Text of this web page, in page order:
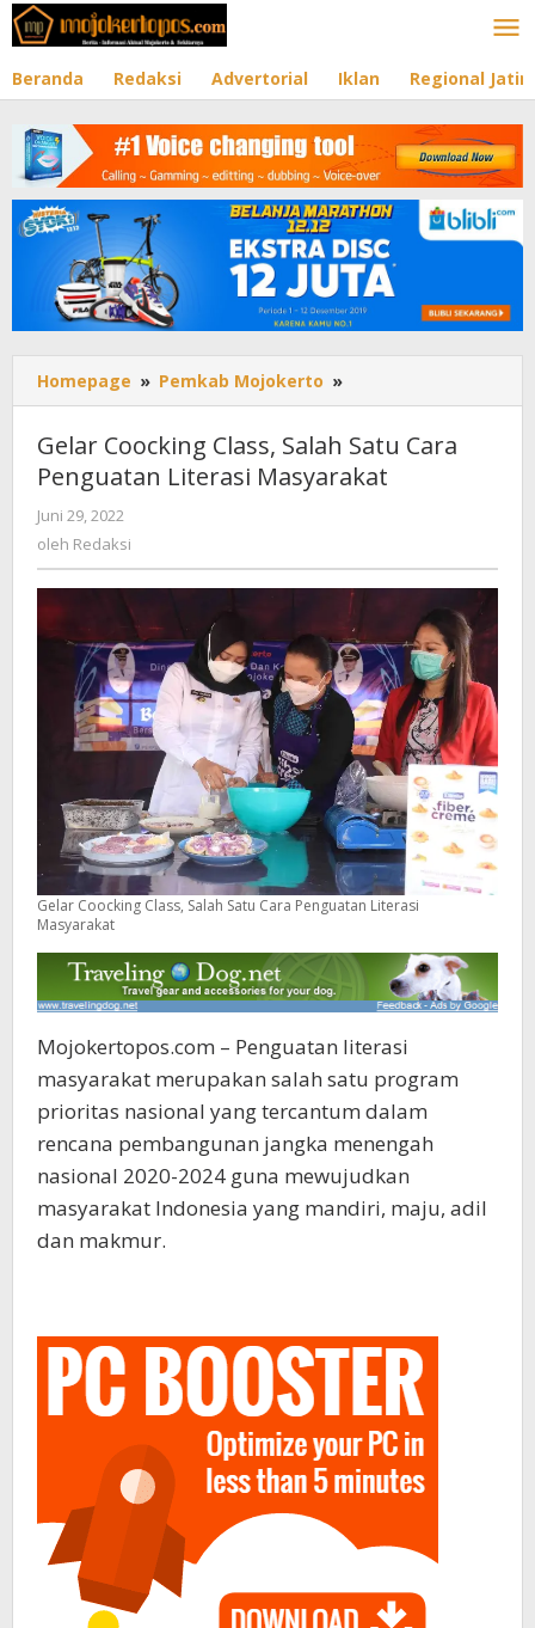
Lewati
ke
Beranda Redaksi Advertorial Iklan Regional Jatim
Homepage » Pemkab Mojokerto »
Coocking
Salah
Satu
Gelar Coocking Class, Salah Satu Cara
Penguatan Literasi Masyarakat
Juni 29, 2022
oleh Redaksi
Gelar Coocking Class, Salah Satu Cara Penguatan Literasi
Masyarakat
Mojokertopos.com – Penguatan literasi
masyarakat merupakan salah satu program
prioritas nasional yang tercantum dalam
rencana pembangunan jangka menengah
nasional 2020-2024 guna mewujudkan
masyarakat Indonesia yang mandiri, maju, adil
dan makmur.